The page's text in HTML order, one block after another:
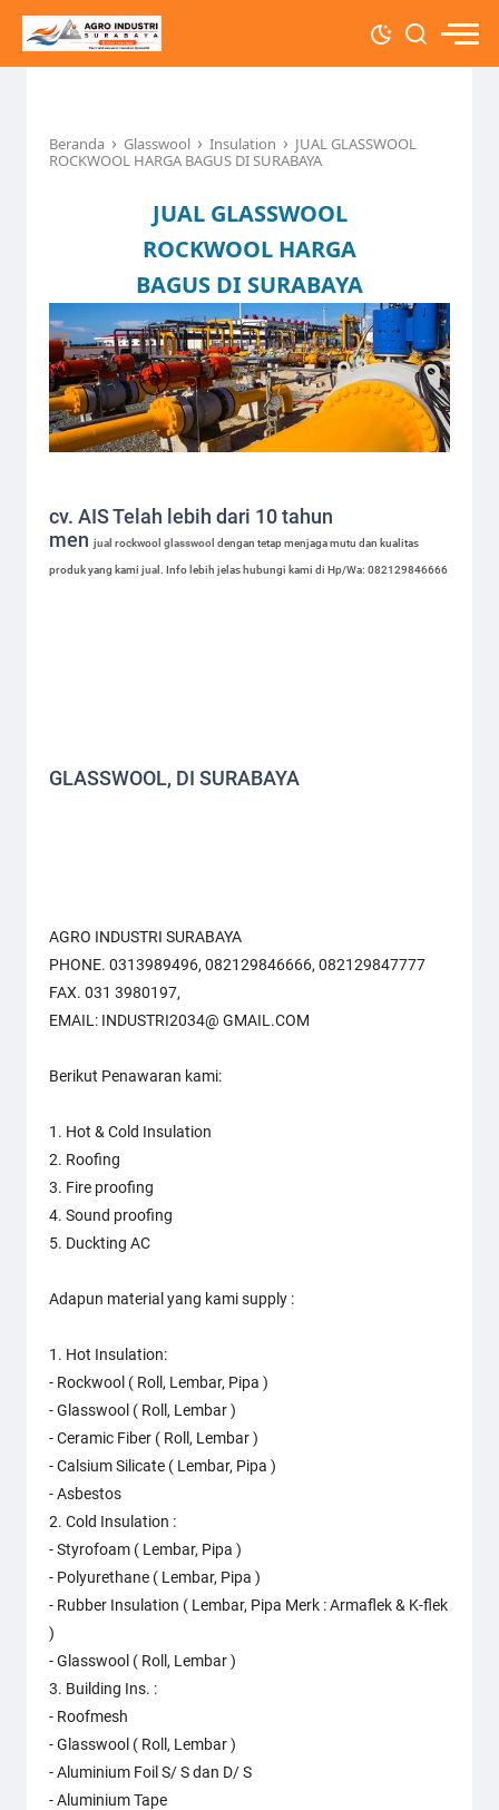
Beranda › Glasswool › Insulation › JUAL GLASSWOOL
ROCKWOOL HARGA BAGUS DI SURABAYA
JUAL GLASSWOOL
ROCKWOOL HARGA
BAGUS DI SURABAYA
cv. AIS Telah lebih dari 10 tahun
men jual rockwool glasswool dengan tetap menjaga mutu dan kualitas
produk yang kami jual . Info lebih jelas hubungi kami di Hp/Wa: 082129846666
GLASSWOOL, DI SURABAYA
AGRO INDUSTRI SURABAYA
PHONE. 0313989496, 082129846666, 082129847777
FAX. 031 3980197,
EMAIL: INDUSTRI2034@ GMAIL.COM
Berikut Penawaran kami:
1. Hot & Cold Insulation
2. Roofing
3. Fire proofing
4. Sound proofing
5. Duckting AC
Adapun material yang kami supply :
1. Hot Insulation:
- Rockwool ( Roll, Lembar, Pipa )
- Glasswool ( Roll, Lembar )
- Ceramic Fiber ( Roll, Lembar )
- Calsium Silicate ( Lembar, Pipa )
- Asbestos
2. Cold Insulation :
- Styrofoam ( Lembar, Pipa )
- Polyurethane ( Lembar, Pipa )
- Rubber Insulation ( Lembar, Pipa Merk : Armaflek & K-flek
)
- Glasswool ( Roll, Lembar )
3. Building Ins. :
- Roofmesh
- Glasswool ( Roll, Lembar )
- Aluminium Foil S/ S dan D/ S
- Aluminium Tape